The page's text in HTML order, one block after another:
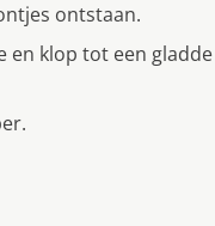
ontstaan.
en klop tot een gladde